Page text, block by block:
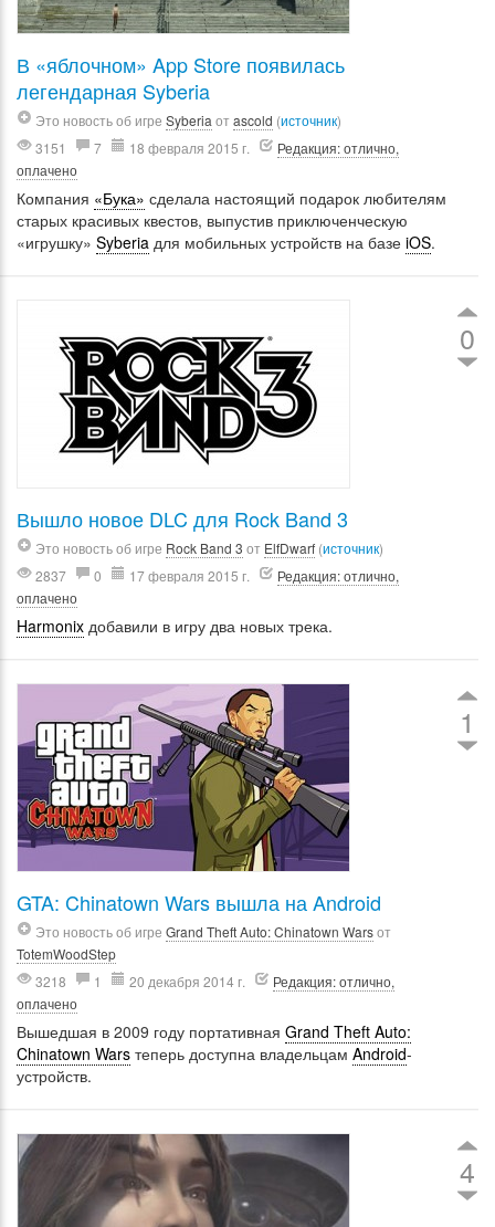
В «яблочном» App Store появилась
легендарная Syberia
Это новость об игре Syberia отascold (источник)
3151
7 18 февраля 2015 г.
Редакция: отлично,
оплачено
Компания «Бука» сделала настоящий подарок любителям
старых красивых квестов, выпустив приключенческую
«игрушку» Syberia для мобильных устройств на базе iOS.
0
Вышло новое DLC для Rock Band 3
Это новость об игре Rock Band 3 от ElfDwarf (источник)
2837
0 17 февраля 2015 г.
Редакция: отлично,
оплачено
Harmonix добавили в игру два новых трека.
1
GTA: Chinatown Wars вышла на Android
Это новость об игре Grand Theft Auto: Chinatown Warsот
TotemWoodStep
3218
1 20 декабря 2014 г.
Редакция: отлично,
оплачено
Вышедшая в 2009 году портативная Grand Theft Auto:
Chinatown Wars теперь доступна владельцам Android-
устройств.
4